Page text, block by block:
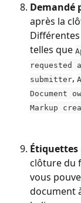
Demandé
après la
telles que
requested
submitter,
Document
Markup
Étiquettes
clôture du
vous
document